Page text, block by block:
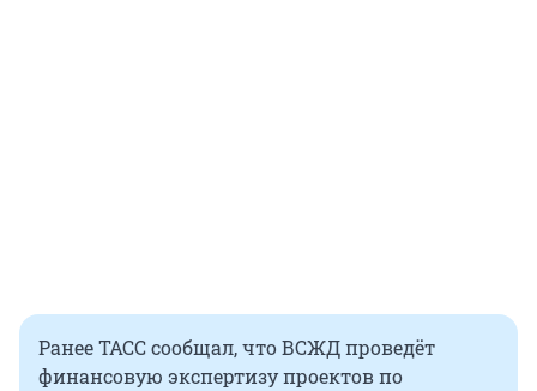
Ранее ТАСС сообщал, что ВСЖД проведёт
финансовую экспертизу проектов по